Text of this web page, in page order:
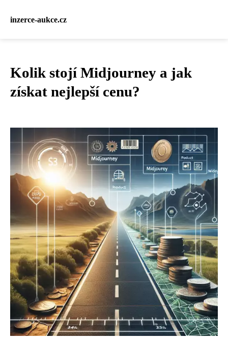
inzerce-aukce.cz
Kolik stojí Midjourney a jak
získat nejlepší cenu?